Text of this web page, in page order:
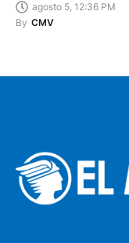
agosto 5, 12:36 PM
By CMV